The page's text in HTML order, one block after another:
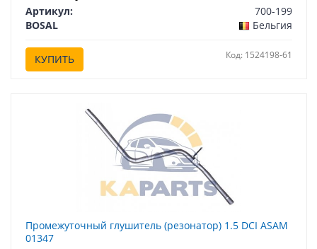
Артикул:
700-199
BOSAL
Бельгия
КУПИТЬ Код: 1524198-61
Промежуточный глушитель (резонатор) 1.5 DCI ASAM
01347